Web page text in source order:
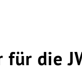
die